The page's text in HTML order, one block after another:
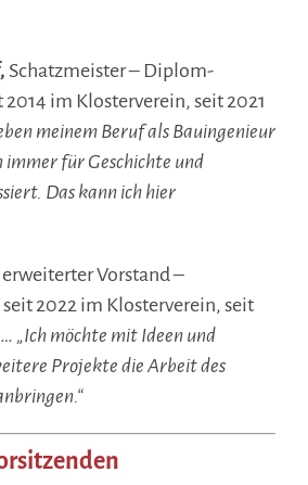
Schatzmeister – Diplom-
im Klosterverein, seit 2021
meinem Beruf als Bauingenieur
immer für Geschichte und
Das kann ich hier
erweiterter Vorstand –
2022 im Klosterverein, seit
„Ich möchte mit Ideen und
Projekte die Arbeit des